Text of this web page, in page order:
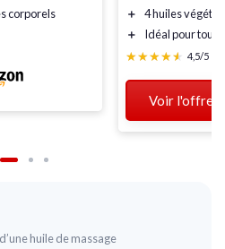
corporels
＋
4 huiles
＋
Idéal pour tous
★★★★★
★★★★★ 4,5/5
Voir l'offre
huile de massage